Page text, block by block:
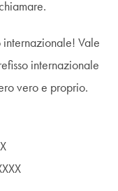
internazionale! Vale
internazionale
vero e proprio.